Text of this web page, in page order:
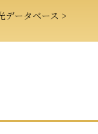
データベース